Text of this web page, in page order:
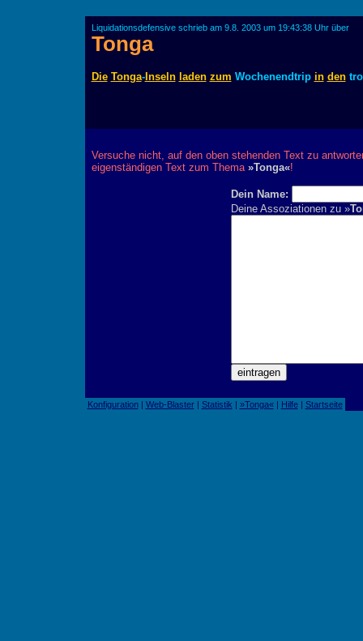
Liquidationsdefensive schrieb am 9.8. 2003 um 19:43:38 Uhr über
Tonga
Die Tonga-Inseln laden zum Wochenendtrip in den
Versuche nicht, auf den oben stehenden Text zu
eigenständigen Text zum Thema »Tonga«!
Dein Name:
Deine Assoziationen zu »
Konfiguration| Web-Blaster| Statistik | »Tonga«| Hilfe| Startseite